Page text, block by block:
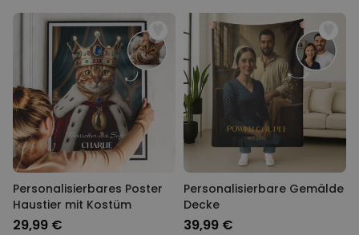
Personalisierbares Poster
Haustier mit Kostüm
29,99 €
Personalisierbare Gemälde
Decke
39,99 €